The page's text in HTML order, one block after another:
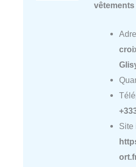
Site